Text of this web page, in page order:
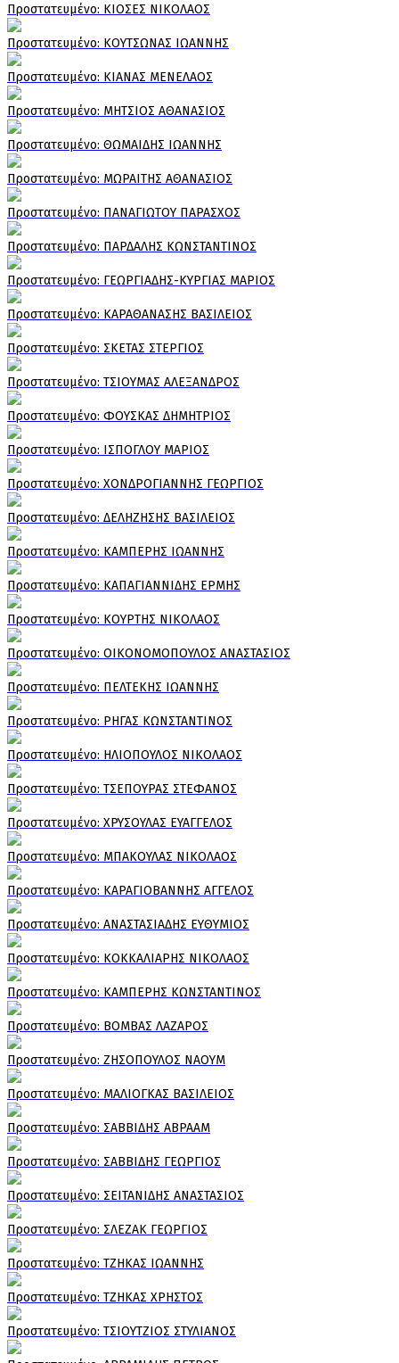
Πρoστατευμένο: ΚΙΟΣΕΣ ΝΙΚΟΛΑΟΣ
Πρoστατευμένο: ΚΟΥΤΣΩΝΑΣ ΙΩΑΝΝΗΣ
Πρoστατευμένο: ΚΙΑΝΑΣ ΜΕΝΕΛΑΟΣ
Πρoστατευμένο: ΜΗΤΣΙΟΣ ΑΘΑΝΑΣΙΟΣ
Πρoστατευμένο: ΘΩΜΑΙΔΗΣ ΙΩΑΝΝΗΣ
Πρoστατευμένο: ΜΩΡΑΙΤΗΣ ΑΘΑΝΑΣΙΟΣ
Πρoστατευμένο: ΠΑΝΑΓΙΩΤΟΥ ΠΑΡΑΣΧΟΣ
Πρoστατευμένο: ΠΑΡΔΑΛΗΣ ΚΩΝΣΤΑΝΤΙΝΟΣ
Πρoστατευμένο: ΓΕΩΡΓΙΑΔΗΣ-ΚΥΡΓΙΑΣ ΜΑΡΙΟΣ
Πρoστατευμένο: ΚΑΡΑΘΑΝΑΣΗΣ ΒΑΣΙΛΕΙΟΣ
Πρoστατευμένο: ΣΚΕΤΑΣ ΣΤΕΡΓΙΟΣ
Πρoστατευμένο: ΤΣΙΟΥΜΑΣ ΑΛΕΞΑΝΔΡΟΣ
Πρoστατευμένο: ΦΟΥΣΚΑΣ ΔΗΜΗΤΡΙΟΣ
Πρoστατευμένο: ΙΣΠΟΓΛΟΥ ΜΑΡΙΟΣ
Πρoστατευμένο: ΧΟΝΔΡΟΓΙΑΝΝΗΣ ΓΕΩΡΓΙΟΣ
Πρoστατευμένο: ΔΕΛΗΖΗΣΗΣ ΒΑΣΙΛΕΙΟΣ
Πρoστατευμένο: ΚΑΜΠΕΡΗΣ ΙΩΑΝΝΗΣ
Πρoστατευμένο: ΚΑΠΑΓΙΑΝΝΙΔΗΣ ΕΡΜΗΣ
Πρoστατευμένο: ΚΟΥΡΤΗΣ ΝΙΚΟΛΑΟΣ
Πρoστατευμένο: ΟΙΚΟΝΟΜΟΠΟΥΛΟΣ ΑΝΑΣΤΑΣΙΟΣ
Πρoστατευμένο: ΠΕΛΤΕΚΗΣ ΙΩΑΝΝΗΣ
Πρoστατευμένο: ΡΗΓΑΣ ΚΩΝΣΤΑΝΤΙΝΟΣ
Πρoστατευμένο: ΗΛΙΟΠΟΥΛΟΣ ΝΙΚΟΛΑΟΣ
Πρoστατευμένο: ΤΣΕΠΟΥΡΑΣ ΣΤΕΦΑΝΟΣ
Πρoστατευμένο: ΧΡΥΣΟΥΛΑΣ ΕΥΑΓΓΕΛΟΣ
Πρoστατευμένο: ΜΠΑΚΟΥΛΑΣ ΝΙΚΟΛΑΟΣ
Πρoστατευμένο: ΚΑΡΑΓΙΟΒΑΝΝΗΣ ΑΓΓΕΛΟΣ
Πρoστατευμένο: ΑΝΑΣΤΑΣΙΑΔΗΣ ΕΥΘΥΜΙΟΣ
Πρoστατευμένο: ΚΟΚΚΑΛΙΑΡΗΣ ΝΙΚΟΛΑΟΣ
Πρoστατευμένο: ΚΑΜΠΕΡΗΣ ΚΩΝΣΤΑΝΤΙΝΟΣ
Πρoστατευμένο: ΒΟΜΒΑΣ ΛΑΖΑΡΟΣ
Πρoστατευμένο: ΖΗΣΟΠΟΥΛΟΣ ΝΑΟΥΜ
Πρoστατευμένο: ΜΑΛΙΟΓΚΑΣ ΒΑΣΙΛΕΙΟΣ
Πρoστατευμένο: ΣΑΒΒΙΔΗΣ ΑΒΡΑΑΜ
Πρoστατευμένο: ΣΑΒΒΙΔΗΣ ΓΕΩΡΓΙΟΣ
Πρoστατευμένο: ΣΕΙΤΑΝΙΔΗΣ ΑΝΑΣΤΑΣΙΟΣ
Πρoστατευμένο: ΣΛΕΖΑΚ ΓΕΩΡΓΙΟΣ
Πρoστατευμένο: ΤΖΗΚΑΣ ΙΩΑΝΝΗΣ
Πρoστατευμένο: ΤΖΗΚΑΣ ΧΡΗΣΤΟΣ
Πρoστατευμένο: ΤΣΙΟΥΤΖΙΟΣ ΣΤΥΛΙΑΝΟΣ